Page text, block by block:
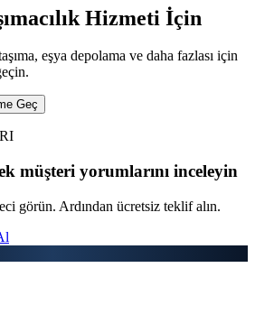
Hizmeti İçin
eşya depolama ve daha fazlası için
Geç
müşteri yorumlarını inceleyin
görün. Ardından ücretsiz teklif alın.